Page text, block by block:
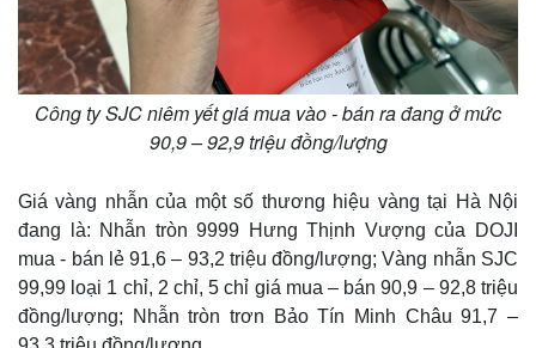
Thế giới
Quan sát
Cuộc sống đó đây
Hồ sơ
Multimedia
Video
Ảnh
Công ty SJC niêm yết giá mua vào - bán ra đang ở mức
90,9 – 92,9 triệu đồng/lượng
Giá vàng nhẫn của một số thương hiệu vàng tại Hà Nội
đang là: Nhẫn tròn 9999 Hưng Thịnh Vượng của DOJI
mua - bán lẻ 91,6 – 93,2 triệu đồng/lượng; Vàng nhẫn SJC
99,99 loại 1 chỉ, 2 chỉ, 5 chỉ giá mua – bán 90,9 – 92,8 triệu
đồng/lượng; Nhẫn tròn trơn Bảo Tín Minh Châu 91,7 –